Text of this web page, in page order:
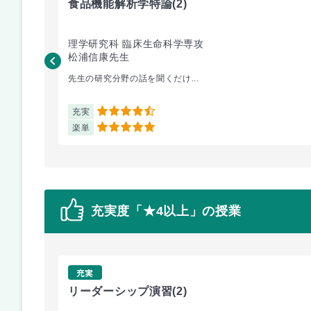
食品機能解析学特論(2)
理学研究科 臨床生命科学専攻
松浦信康先生
先生の研究分野の話を聞くだけ...
充実 4.5
楽単 5
充実度「★4以上」の授業
充実
リーダーシップ演習(2)